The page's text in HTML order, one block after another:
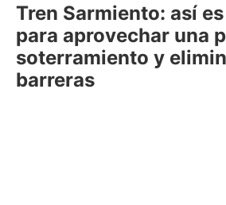
Tren Sarmiento: así
para aprovechar una
soterramiento y
barreras